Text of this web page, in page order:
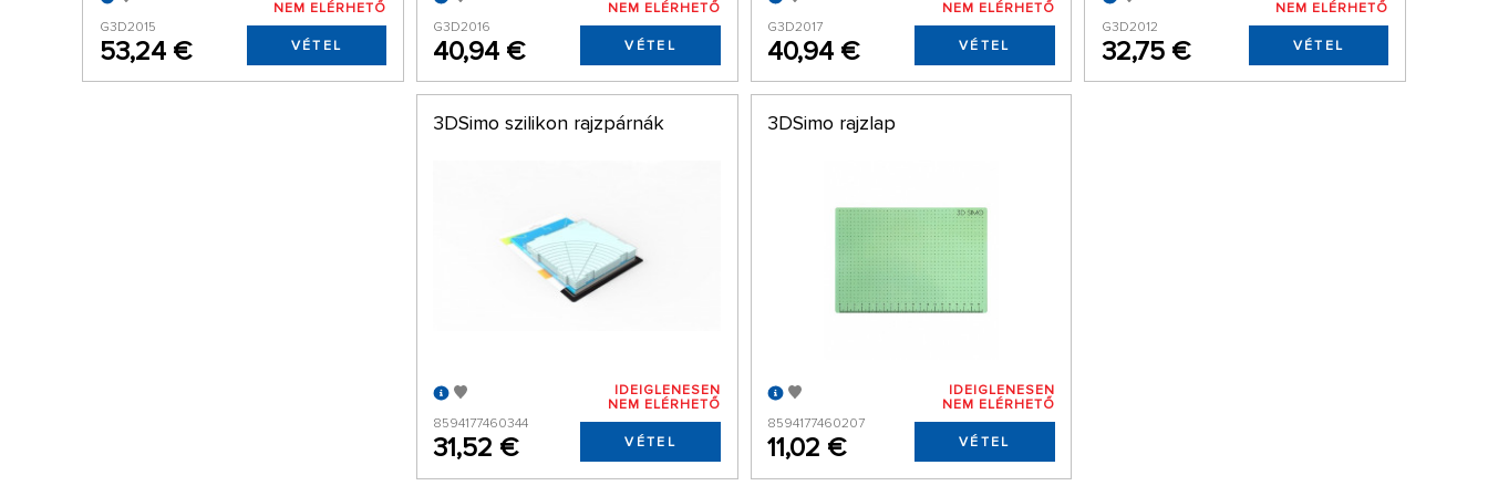
G3D2015
53,24 €
NEM ELÉRHETŐ
VÉTEL
G3D2016
40,94 €
NEM ELÉRHETŐ
VÉTEL
G3D2017
40,94 €
NEM ELÉRHETŐ
VÉTEL
G3D2012
32,75 €
NEM ELÉRHETŐ
VÉTEL
3DSimo szilikon rajzpárnák
8594177460344
31,52 €
IDEIGLENESEN
NEM ELÉRHETŐ
VÉTEL
3DSimo rajzlap
8594177460207
11,02 €
IDEIGLENESEN
NEM ELÉRHETŐ
VÉTEL